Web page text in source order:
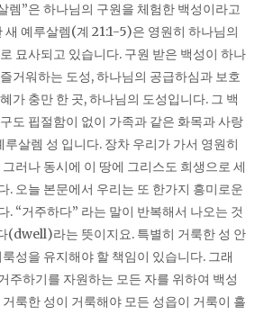
렘”은 하나님의 구원을 체험한 백성이라고
새 예루살렘(계 21:1-5)은 영원히 하나님의
묘사되고 있습니다. 구원 받은 백성이 하나
거워하는 도성, 하나님의 공급하심과 보호
가 충만 한 곳, 하나님의 도성입니다. 그 백
도 핍절함이 없이 가족과 같은 화목과 사랑
루살렘 성 입니다. 장차 우리가 가서 영원히
러나 동시에 이 땅에 그리스도 희생으로 세
. 오늘 본문에서 우리는 또 한가지 흥미로운
. “거주하다” 라는 말이 반복해서 나오는 것
(dwell)라는 뜻이지요. 특별히 거룩한 성 안
성을 유지해야 할 책임이 있습니다. 그래
주하기를 자원하는 모든 자를 위하여 백성
룩한 성이 거룩해야 모든 성읍이 거룩이 흘